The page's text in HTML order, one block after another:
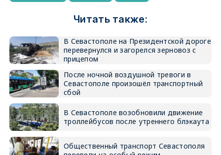
Читать также:
В Севастополе на Президентской дороге
перевернулся и загорелся зерновоз с
прицепом
После ночной воздушной тревоги в
Севастополе произошёл транспортный
сбой
В Севастополе возобновили движение
троллейбусов после утреннего блэкаута
Общественный транспорт Севастополя